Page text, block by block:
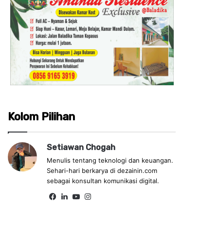
Kolom Pilihan
Setiawan Chogah
Menulis tentang teknologi dan keuangan.
Sehari-hari berkarya di dezainin.com
sebagai konsultan komunikasi digital.
Fa Lin Yo